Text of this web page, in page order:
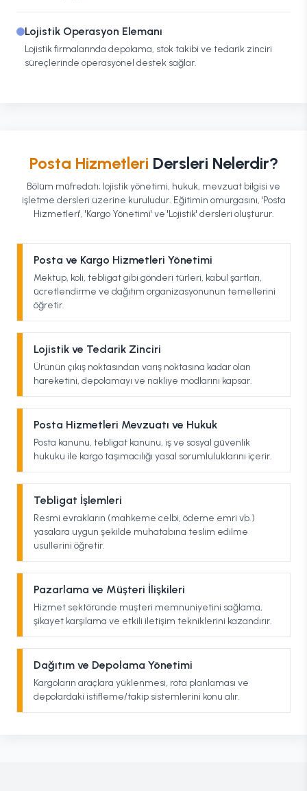
Lojistik Operasyon Elemanı
Lojistik firmalarında depolama, stok takibi ve tedarik zinciri
süreçlerinde operasyonel destek sağlar.
Posta Hizmetleri Dersleri Nelerdir?
Bölüm müfredatı; lojistik yönetimi, hukuk, mevzuat bilgisi ve
işletme dersleri üzerine kuruludur. Eğitimin omurgasını, 'Posta
Hizmetleri', 'Kargo Yönetimi' ve 'Lojistik' dersleri oluşturur.
Posta ve Kargo Hizmetleri Yönetimi
Mektup, koli, tebligat gibi gönderi türleri, kabul şartları,
ücretlendirme ve dağıtım organizasyonunun temellerini
öğretir.
Lojistik ve Tedarik Zinciri
Ürünün çıkış noktasından varış noktasına kadar olan
hareketini, depolamayı ve nakliye modlarını kapsar.
Posta Hizmetleri Mevzuatı ve Hukuk
Posta kanunu, tebligat kanunu, iş ve sosyal güvenlik
hukuku ile kargo taşımacılığı yasal sorumluluklarını içerir.
Tebligat İşlemleri
Resmi evrakların (mahkeme celbi, ödeme emri vb.)
yasalara uygun şekilde muhatabına teslim edilme
usullerini öğretir.
Pazarlama ve Müşteri İlişkileri
Hizmet sektöründe müşteri memnuniyetini sağlama,
şikayet karşılama ve etkili iletişim tekniklerini kazandırır.
Dağıtım ve Depolama Yönetimi
Kargoların araçlara yüklenmesi, rota planlaması ve
depolardaki istifleme/takip sistemlerini konu alır.